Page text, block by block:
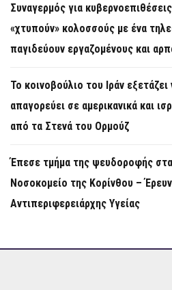
Συναγερμός για
«χτυπούν» κολοσσούς με ένα
παγιδεύουν εργαζομένους και
Το κοινοβούλιο του Ιράν
απαγορεύει σε αμερικανικά και
από τα Στενά του Ορμούζ
Έπεσε τμήμα της ψευδοροφής
Νοσοκομείο της Κορίνθου –
Αντιπεριφερειάρχης Υγείας